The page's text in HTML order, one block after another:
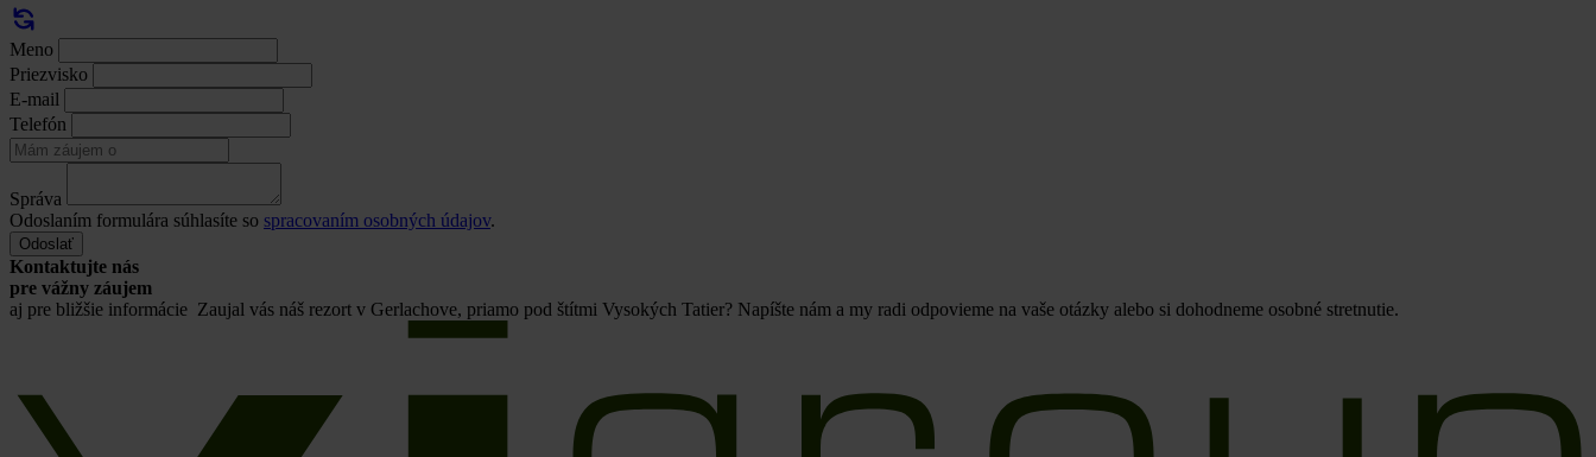
Meno
Priezvisko
E-mail
Telefón
Správa
Odoslaním formulára súhlasíte so spracovaním osobných údajov.
Odoslať
Kontaktujte nás
pre vážny záujem
aj pre bližšie informácie Zaujal vás náš rezort v Gerlachove, priamo pod štítmi Vysokých Tatier? Napíšte nám a my radi odpovieme na vaše otázky alebo si dohodneme osobné stretnutie.